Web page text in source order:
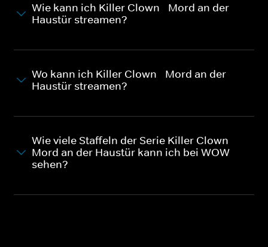
Wie kann ich Killer Clown - Mord an der
Haustür streamen?
Wo kann ich Killer Clown - Mord an der
Haustür streamen?
Wie viele Staffeln der Serie Killer Clown -
Mord an der Haustür kann ich bei WOW
sehen?